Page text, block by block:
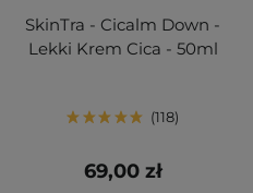
SkinTra - Cicalm Down -
Lekki Krem Cica - 50ml
118
69,00 zł